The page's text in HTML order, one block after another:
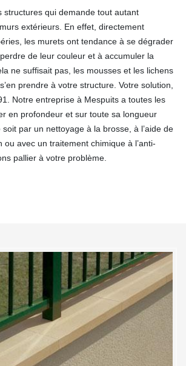
structures qui demande tout autant
extérieurs. En effet, directement
les murets ont tendance à se dégrader
de leur couleur et à accumuler la
ne suffisait pas, les mousses et les lichens
prendre à votre structure. Votre solution,
Notre entreprise à Mespuits a toutes les
en profondeur et sur toute sa longueur
par un nettoyage à la brosse, à l’aide de
ou avec un traitement chimique à l’anti-
pallier à votre problème.